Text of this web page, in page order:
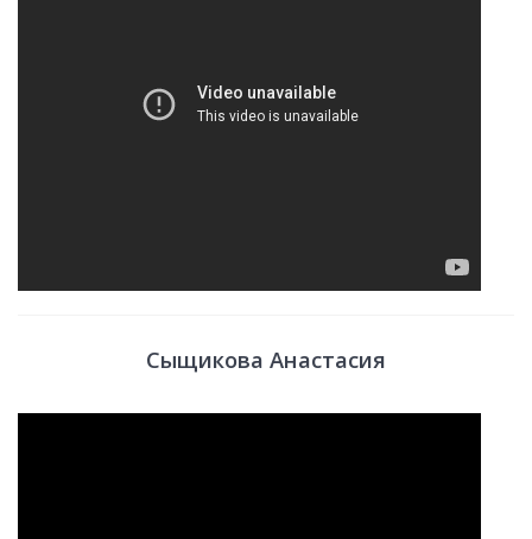
Сыщикова Анастасия